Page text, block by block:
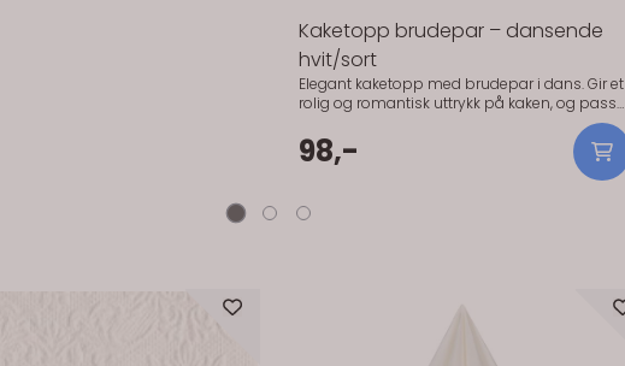
Kaketopp brudepar – dansende
hvit/sort
Elegant kaketopp med brudepar i dans. Gir et
rolig og romantisk uttrykk på kaken, og passer
godt til både klassiske og moderne bryllup. En
enkel måte å løfte helheten på bordet. Også
fin som et lite minne etter bryllupsdagen.
Bruk: Kaketopp bryllup
98,-